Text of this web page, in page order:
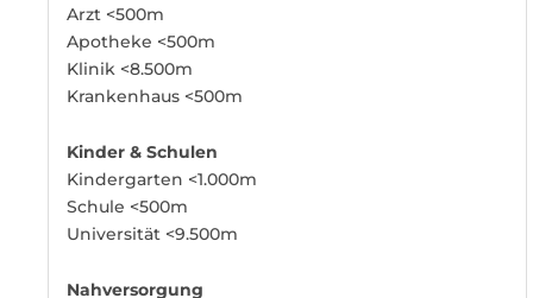
Arzt <500m
Apotheke <500m
Klinik <8.500m
Krankenhaus <500m
Kinder & Schulen
Kindergarten <1.000m
Schule <500m
Universität <9.500m
Nahversorgung